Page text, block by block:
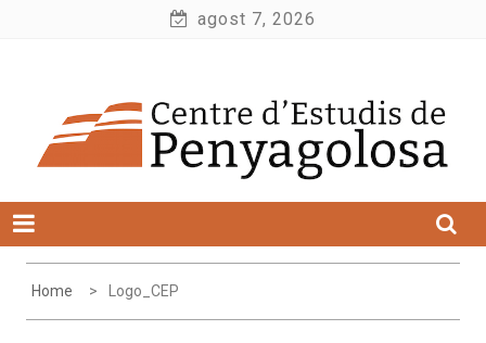
agost 7, 2026
Home Logo_CEP